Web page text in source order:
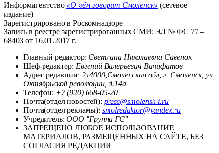
Информагентство «О чём говорит Смоленск» (сетевое
издание)
Зарегистрировано в Роскомнадзоре
Запись в реестре зарегистрированных СМИ: ЭЛ № ФС 77 –
68403 от 16.01.2017 г.
Главный редактор: Светлана Николаевна Савенок
Шеф-редактор: Евгений Валерьевич Ванифатов
Адрес редакции: 214000,Смоленская обл, г. Смоленск, ул.
Октябрьской революции, д.14а
Телефон: +7 (920) 668-05-20
Почта(отдел новостей): press@smolensk-i.ru
Почта(отдел рекламы): smolredaktor@yandex.ru
Учредитель: ООО "Группа ГС"
ЗАПРЕЩЕНО ЛЮБОЕ ИСПОЛЬЗОВАНИЕ
МАТЕРИАЛОВ, РАЗМЕЩЕННЫХ НА САЙТЕ, БЕЗ
СОГЛАСИЯ РЕДАКЦИИ